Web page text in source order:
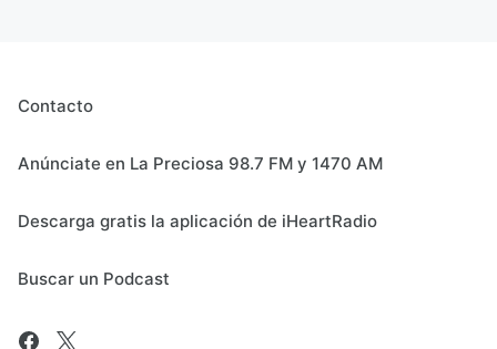
Contacto
Anúnciate en La Preciosa 98.7 FM y 1470 AM
Descarga gratis la aplicación de iHeartRadio
Buscar un Podcast